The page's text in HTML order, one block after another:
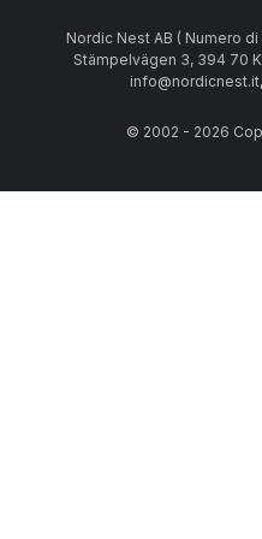
Nordic Nest AB ( Numero
Stämpelvägen 3, 394 70
© 2002 - 2026